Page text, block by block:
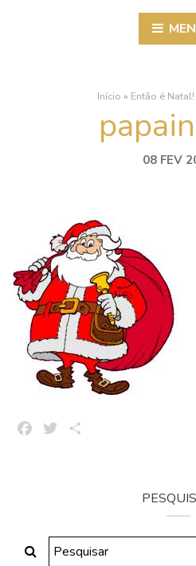
Início » Então é Natal!
08 FEV
FacebookTwitter